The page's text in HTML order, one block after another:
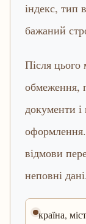
індекс, тип
бажаний
Після
обмеження,
документи
відмови
неповні дані.
країна,